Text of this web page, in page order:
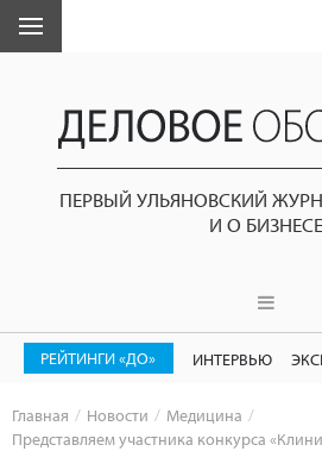
ПЕРВЫЙ УЛЬЯНОВСКИЙ
И О БИЗНЕСЕ
РЕЙТИНГИ «ДО» ИНТЕРВЬЮ
Главная Новости
Медицина
Представляем участника конкурса